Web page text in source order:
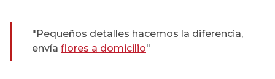
"Pequeños detalles hacemos la diferencia,
envía flores a domicilio"